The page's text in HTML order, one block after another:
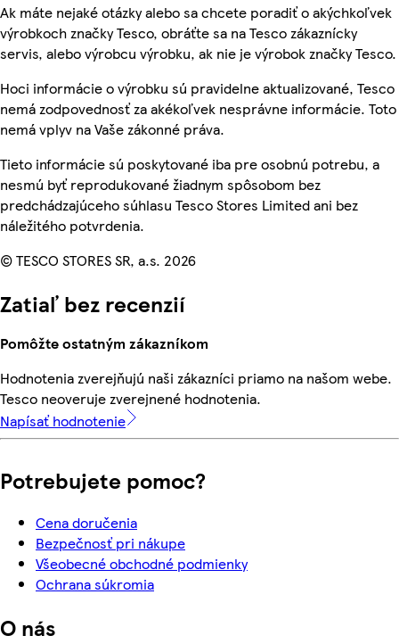
Ak máte nejaké otázky alebo sa chcete poradiť o akýchkoľvek
výrobkoch značky Tesco, obráťte sa na Tesco zákaznícky
servis, alebo výrobcu výrobku, ak nie je výrobok značky Tesco.
Hoci informácie o výrobku sú pravidelne aktualizované, Tesco
nemá zodpovednosť za akékoľvek nesprávne informácie. Toto
nemá vplyv na Vaše zákonné práva.
Tieto informácie sú poskytované iba pre osobnú potrebu, a
nesmú byť reprodukované žiadnym spôsobom bez
predchádzajúceho súhlasu Tesco Stores Limited ani bez
náležitého potvrdenia.
© TESCO STORES SR, a.s. 2026
Zatiaľ bez recenzií
Pomôžte ostatným zákazníkom
Hodnotenia zverejňujú naši zákazníci priamo na našom webe.
Tesco neoveruje zverejnené hodnotenia.
Napísať hodnotenie
Potrebujete pomoc?
Cena doručenia
Bezpečnosť pri nákupe
Všeobecné obchodné podmienky
Ochrana súkromia
O nás